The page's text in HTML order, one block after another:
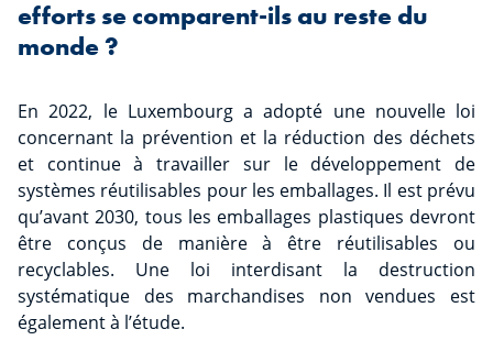
efforts se comparent-ils au reste du
monde ?
En 2022, le Luxembourg a adopté une nouvelle loi
concernant la prévention et la réduction des déchets
et continue à travailler sur le développement de
systèmes réutilisables pour les emballages. Il est prévu
qu’avant 2030, tous les emballages plastiques devront
être conçus de manière à être réutilisables ou
recyclables. Une loi interdisant la destruction
systématique des marchandises non vendues est
également à l’étude.